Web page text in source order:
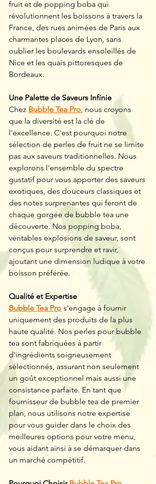
fruit et de popping boba qui
révolutionnent les boissons à travers la
France, des rues animées de Paris aux
charmantes places de Lyon, sans
oublier les boulevards ensoleillés de
Nice et les quais pittoresques de
Bordeaux.
Une Palette de Saveurs Infinie
Chez Bubble Tea Pro , nous croyons
que la diversité est la clé de
l'excellence. C'est pourquoi notre
sélection de perles de fruit ne se limite
pas aux saveurs traditionnelles. Nous
explorons l'ensemble du spectre
gustatif pour vous apporter des saveurs
exotiques, des douceurs classiques et
des notes surprenantes qui feront de
chaque gorgée de bubble tea une
découverte. Nos popping boba,
véritables explosions de saveur, sont
conçus pour surprendre et ravir,
ajoutant une dimension ludique à votre
boisson préférée.
Qualité et Expertise
Bubble Tea Pro s'engage à fournir
uniquement des produits de la plus
haute qualité. Nos perles pour bubble
tea sont fabriquées à partir
d'ingrédients soigneusement
sélectionnés, assurant non seulement
un goût exceptionnel mais aussi une
consistance parfaite. En tant que
fournisseur de bubble tea de premier
plan, nous utilisons notre expertise
pour vous guider dans le choix des
meilleures options pour votre menu,
vous aidant ainsi à se démarquer dans
un marché compétitif.